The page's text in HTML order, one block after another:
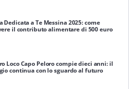
Dedicata a Te Messina 2025: come
il contributo alimentare di 500 euro
Loco Capo Peloro compie dieci anni: il
continua con lo sguardo al futuro